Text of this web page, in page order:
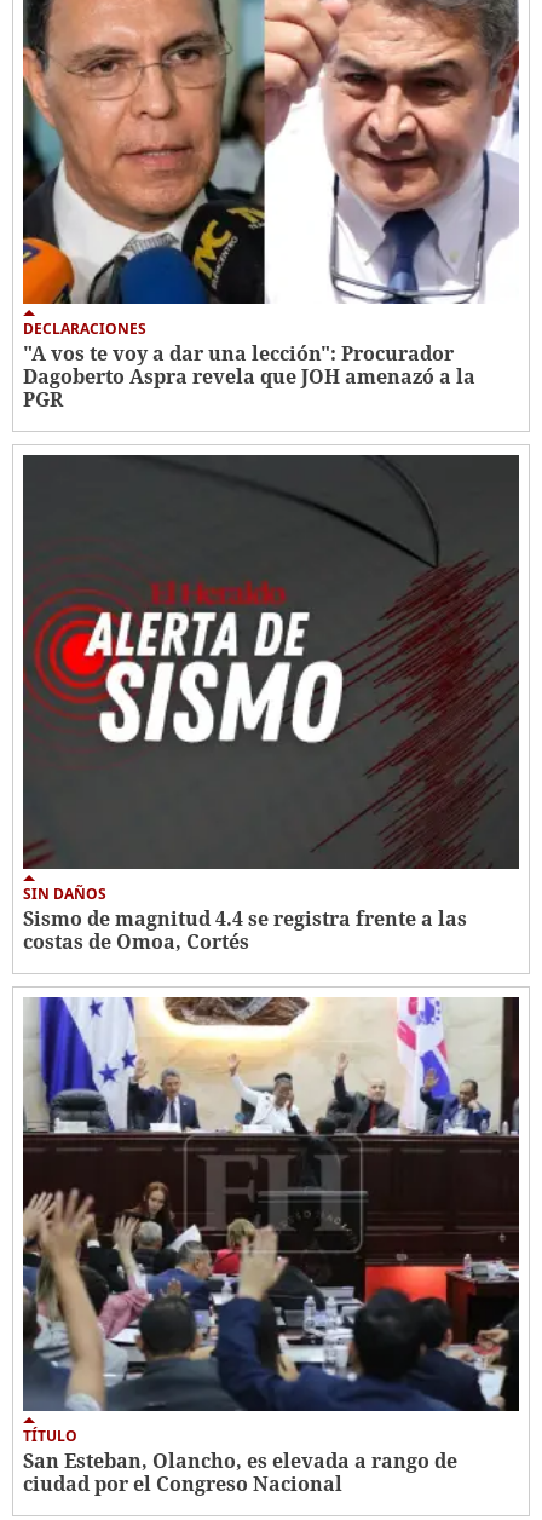
DECLARACIONES
"A vos te voy a dar una lección": Procurador
Dagoberto Aspra revela que JOH amenazó a la
PGR
SIN DAÑOS
Sismo de magnitud 4.4 se registra frente a las
costas de Omoa, Cortés
TÍTULO
San Esteban, Olancho, es elevada a rango de
ciudad por el Congreso Nacional